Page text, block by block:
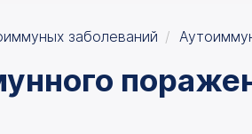
заболеваний